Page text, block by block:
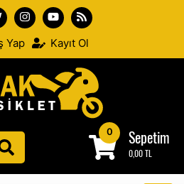
Yap Kayıt Ol
0 Sepetim
0,00 TL